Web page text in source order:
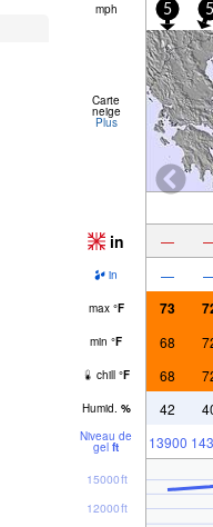
mph 5 5
Carte
neige
Plus
in —
in —
max °F 73
min °F 68
chill °F 68
Humid. % 42
Niveau de
gel ft 13900
12000ft
15000ft